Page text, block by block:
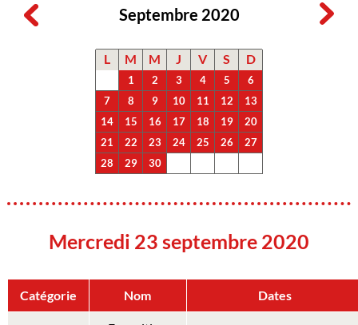
Septembre 2020
L M M J V S D
1 2 3 4 5
6
7
8 9 10 11 12
13
14
15 16 17 18 19
20
21
22 23 24 25 26
27
28
29 30
Mercredi 23 septembre 2020
Catégorie Nom Dates